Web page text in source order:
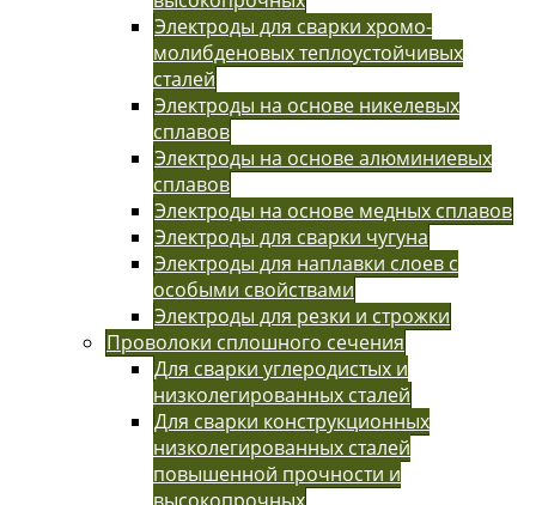
Электроды для сварки хромо-
молибденовых теплоустойчивых
сталей
Электроды на основе никелевых
сплавов
Электроды на основе алюминиевых
сплавов
Электроды на основе медных сплавов
Электроды для сварки чугуна
Электроды для наплавки слоев с
особыми свойствами
Электроды для резки и строжки
Проволоки сплошного сечения
Для сварки углеродистых и
низколегированных сталей
Для сварки конструкционных
низколегированных сталей
повышенной прочности и